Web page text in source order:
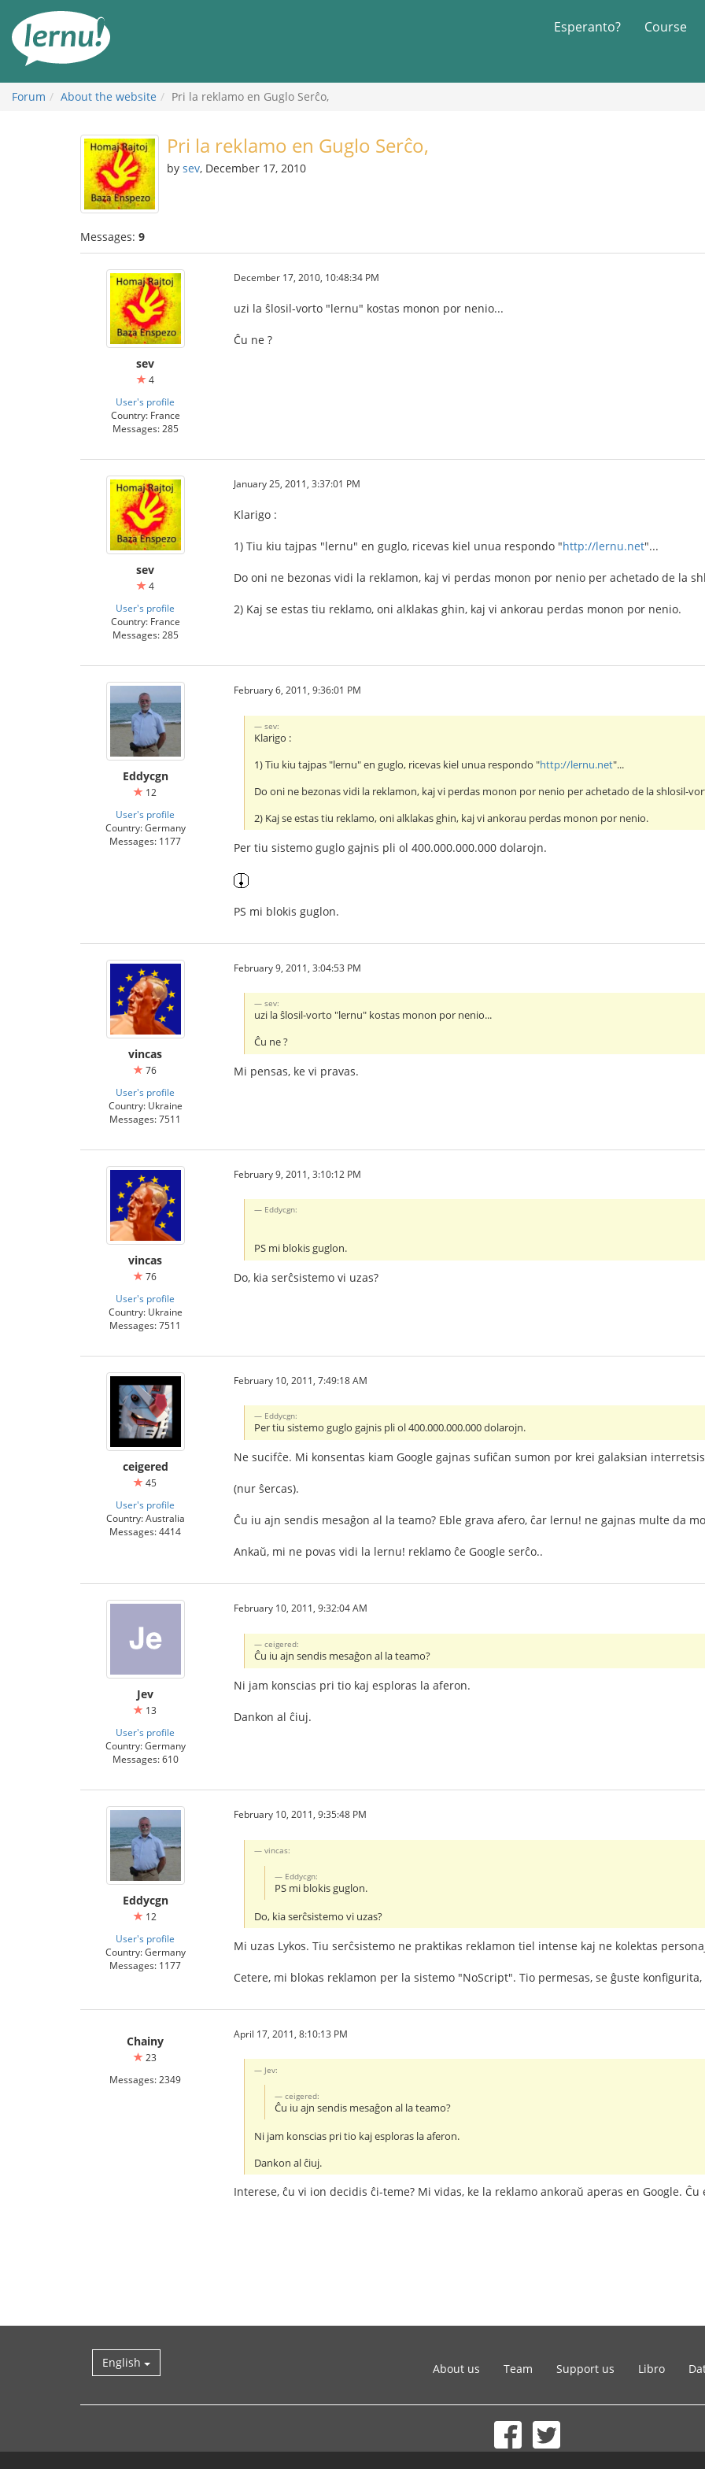
the
content
Esperanto? Course
Forum About the website Pri la reklamo en Guglo Serĉo,
Pri la reklamo en Guglo Serĉo,
by sev, December 17, 2010
Messages: 9
sev
4
User's profile
Country: France
Messages: 285
December 17, 2010, 10:48:34 PM
uzi la ŝlosil-vorto "lernu" kostas monon por nenio...
Ĉu ne ?
sev
4
User's profile
Country: France
Messages: 285
January 25, 2011, 3:37:01 PM
Klarigo :
1) Tiu kiu tajpas "lernu" en guglo, ricevas kiel unua respondo "http://lernu.net"...
Do oni ne bezonas vidi la reklamon, kaj vi perdas monon por nenio per achetado de la
2) Kaj se estas tiu reklamo, oni alklakas ghin, kaj vi ankorau perdas monon por nenio.
Eddycgn
12
User's profile
Country: Germany
Messages: 1177
February 6, 2011, 9:36:01 PM
sev:
Klarigo :
1) Tiu kiu tajpas "lernu" en guglo, ricevas kiel unua respondo "http://lernu.net"...
Do oni ne bezonas vidi la reklamon, kaj vi perdas monon por nenio per achetado de la shlosil-
2) Kaj se estas tiu reklamo, oni alklakas ghin, kaj vi ankorau perdas monon por nenio.
Per tiu sistemo guglo gajnis pli ol 400.000.000.000 dolarojn.
PS mi blokis guglon.
vincas
76
User's profile
Country: Ukraine
Messages: 7511
February 9, 2011, 3:04:53 PM
sev:
uzi la ŝlosil-vorto "lernu" kostas monon por nenio...
Ĉu ne ?
Mi pensas, ke vi pravas.
vincas
76
User's profile
Country: Ukraine
Messages: 7511
February 9, 2011, 3:10:12 PM
Eddycgn:
PS mi blokis guglon.
Do, kia serĉsistemo vi uzas?
ceigered
45
User's profile
Country: Australia
Messages: 4414
February 10, 2011, 7:49:18 AM
Eddycgn:
Per tiu sistemo guglo gajnis pli ol 400.000.000.000 dolarojn.
Ne sucifĉe. Mi konsentas kiam Google gajnas sufiĉan sumon por krei galaksian
(nur ŝercas).
Ĉu iu ajn sendis mesaĝon al la teamo? Eble grava afero, ĉar lernu! ne gajnas multe da
Ankaŭ, mi ne povas vidi la lernu! reklamo ĉe Google serĉo..
Jev
13
User's profile
Country: Germany
Messages: 610
February 10, 2011, 9:32:04 AM
ceigered:
Ĉu iu ajn sendis mesaĝon al la teamo?
Ni jam konscias pri tio kaj esploras la aferon.
Dankon al ĉiuj.
Eddycgn
12
User's profile
Country: Germany
Messages: 1177
February 10, 2011, 9:35:48 PM
vincas:
Eddycgn:
PS mi blokis guglon.
Do, kia serĉsistemo vi uzas?
Mi uzas Lykos. Tiu serĉsistemo ne praktikas reklamon tiel intense kaj ne kolektas
Cetere, mi blokas reklamon per la sistemo "NoScript". Tio permesas, se ĝuste
Chainy
23
Messages: 2349
April 17, 2011, 8:10:13 PM
Jev:
ceigered:
Ĉu iu ajn sendis mesaĝon al la teamo?
Ni jam konscias pri tio kaj esploras la aferon.
Dankon al ĉiuj.
Interese, ĉu vi ion decidis ĉi-teme? Mi vidas, ke la reklamo ankoraŭ aperas en Google. Ĉu
English About us Team Support us Libro